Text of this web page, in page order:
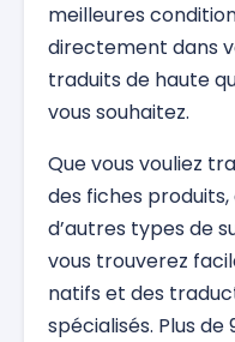
meilleures
directement dans
traduits de haute
vous souhaitez.
Que vous vouliez
des fiches
d’autres types de
vous trouverez
natifs et des
spécialisés. Plus